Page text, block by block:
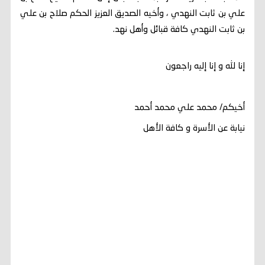
علي بن ثابت النهدي ، وأخيه الصديق العزيز الحكم صلاح بن علي
بن ثابت النهدي كافة قبائل وأهل نهد.
إنا لله و إنا إليه راجعون
أخيكم/ محمد علي محمد أحمد
نيابة عن الأسرة و كافة الأهل